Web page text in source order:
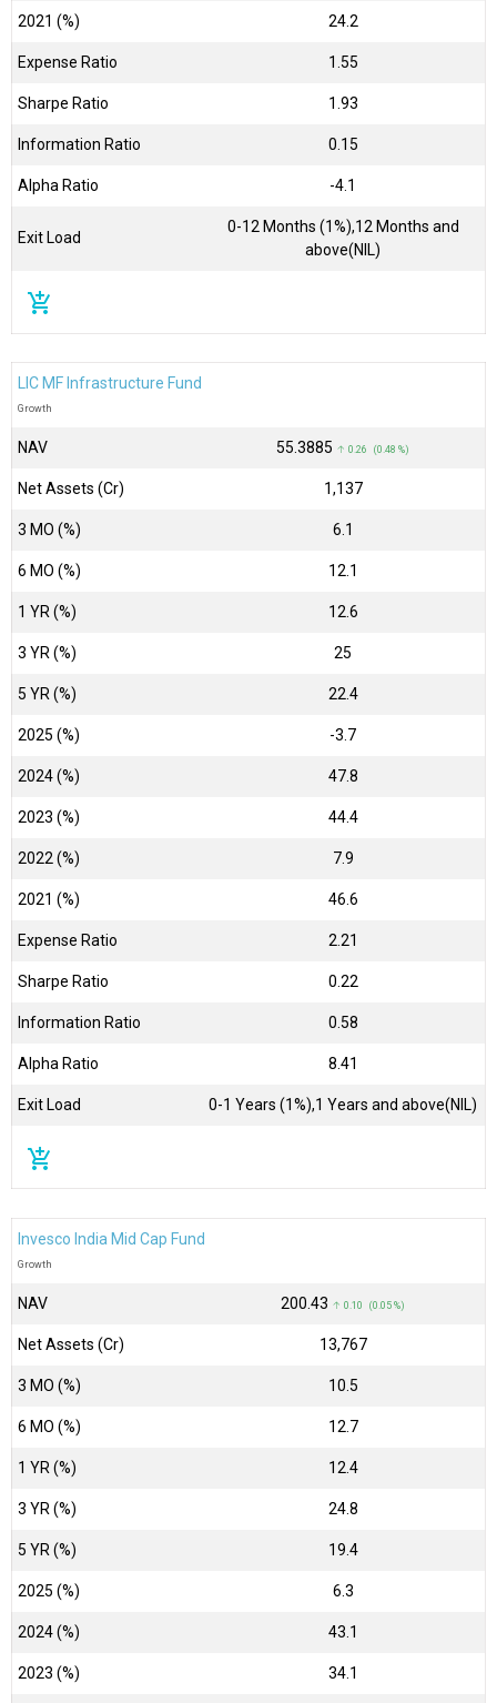
2021 (%) 24.2
Expense Ratio 1.55
Sharpe Ratio 1.93
Information Ratio 0.15
Alpha Ratio -4.1
Exit Load
0-12 Months (1%),12 Months and
above(NIL)
add_shopping_cart
LIC MF Infrastructure Fund
Growth
NAV ₹55.3885 ↑ 0.26 (0.48 %)
Net Assets (Cr) ₹1,137
3 MO (%) 6.1
6 MO (%) 12.1
1 YR (%) 12.6
3 YR (%) 25
5 YR (%) 22.4
2025 (%) -3.7
2024 (%) 47.8
2023 (%) 44.4
2022 (%) 7.9
2021 (%) 46.6
Expense Ratio 2.21
Sharpe Ratio 0.22
Information Ratio 0.58
Alpha Ratio 8.41
Exit Load 0-1 Years (1%),1 Years and above(NIL)
add_shopping_cart
Invesco India Mid Cap Fund
Growth
NAV ₹200.43 ↑ 0.10 (0.05 %)
Net Assets (Cr) ₹13,767
3 MO (%) 10.5
6 MO (%) 12.7
1 YR (%) 12.4
3 YR (%) 24.8
5 YR (%) 19.4
2025 (%) 6.3
2024 (%) 43.1
2023 (%) 34.1